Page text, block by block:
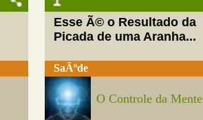
Esse Ã© o Resultado da
Picada de uma Aranha...
SaÃºde
O Controle da Mente